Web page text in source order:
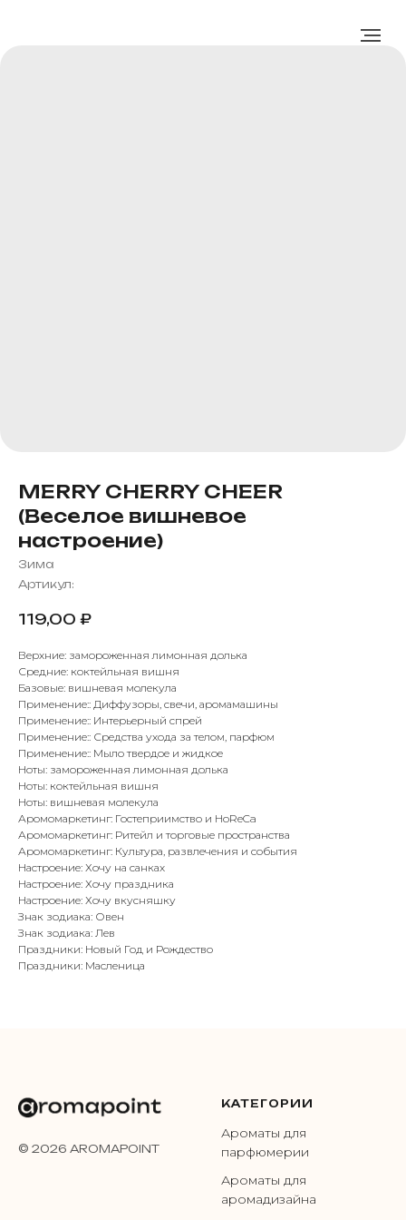
MERRY CHERRY CHEER
(Веселое вишневое
настроение)
Зима
Артикул:
119,00 ₽
Верхние: замороженная лимонная долька
Средние: коктейльная вишня
Базовые: вишневая молекула
Применение:: Диффузоры, свечи, аромамашины
Применение:: Интерьерный спрей
Применение:: Средства ухода за телом, парфюм
Применение:: Мыло твердое и жидкое
Ноты: замороженная лимонная долька
Ноты: коктейльная вишня
Ноты: вишневая молекула
Аромомаркетинг: Гостеприимство и HoReCa
Аромомаркетинг: Ритейл и торговые пространства
Аромомаркетинг: Культура, развлечения и события
Настроение: Хочу на санках
Настроение: Хочу праздника
Настроение: Хочу вкусняшку
Знак зодиака: Овен
Знак зодиака: Лев
Праздники: Новый Год и Рождество
Праздники: Масленица
© 2026 AROMAPOINT
КАТЕГОРИИ
Ароматы для
парфюмерии
Ароматы для
аромадизайна